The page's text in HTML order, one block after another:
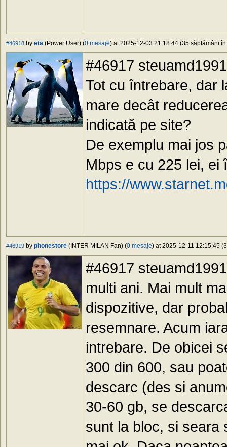
#46918 by eta (Power User) (0 mesaje) at 2025-12-03 21:18:44 (35 săptămâni în
#46917
Tot cu întrebare, dar
mare decât
indicată pe site?
De exemplu mai jos
Mbps e cu 225 lei, ei
https://
#46919 by phonestore (INTER MILAN Fan) (0 mesaje) at 2025-12-11 12:15:45
#46917
multi ani. Mai mult
dispozitive, dar
resemnare. Acum
intrebare. De obicei
300 din 600, sau
descarc (des si
30-60 gb, se
sunt la bloc, si seara